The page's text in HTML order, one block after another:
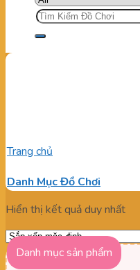
Tìm
kiếm:
Trang chủ
Danh Mục Đồ Chơi
Hiển thị kết quả duy nhất
Danh mục sản phẩm